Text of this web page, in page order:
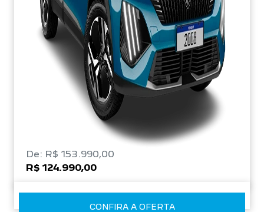
De: R$ 153.990,00
R$ 124.990,00
CONFIRA A OFERTA